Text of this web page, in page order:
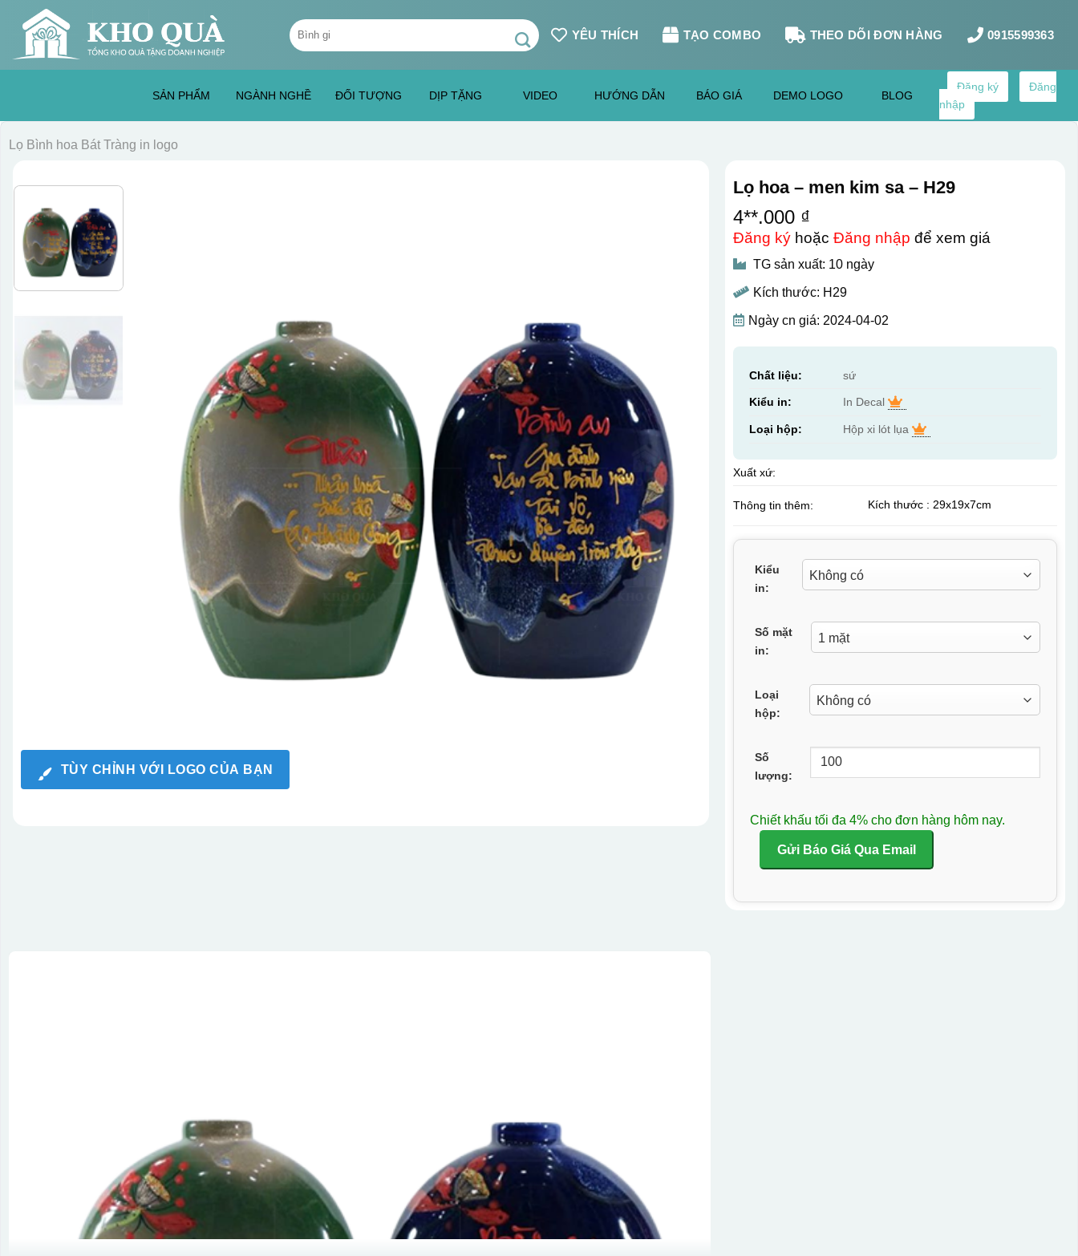
content
Tìm
kiếm:
YÊU THÍCH TẠO COMBO THEO DÕI ĐƠN HÀNG 0915599363
SẢN PHẨM NGÀNH NGHỀ ĐỐI TƯỢNG DỊP TẶNG VIDEO HƯỚNG DẪN BÁO GIÁ DEMO LOGO BLOG
Đăng ký
Đăng
nhập
Lọ Bình hoa Bát Tràng in logo
TÙY CHỈNH VỚI LOGO CỦA BẠN
Lọ hoa – men kim sa – H29
4**.000 ₫
Đăng kýhoặc Đăng nhập để xem giá
TG sản xuất: 10 ngày
Kích thước: H29
Ngày cn giá: 2024-04-02
Chất liệu: sứ
Kiểu in: In Decal
Loại hộp: Hộp xi lót lụa
Xuất xứ:
Thông tin thêm: Kích thước : 29x19x7cm
Kiểu
in:
Số mặt
in:
Loại
hộp:
Số
lượng:
Chiết khấu tối đa 4% cho đơn hàng hôm nay.
Gửi Báo Giá Qua Email